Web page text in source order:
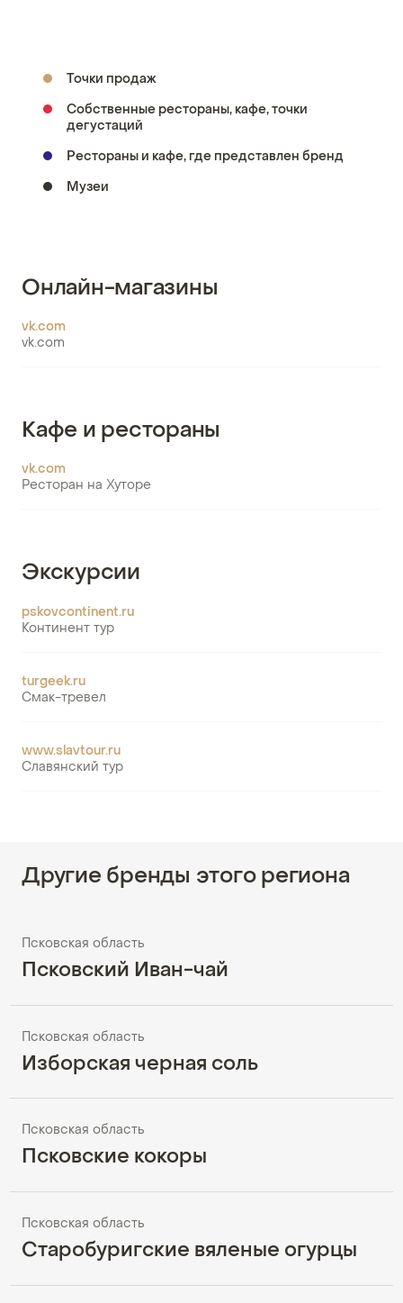
Точки продаж
Собственные рестораны, кафе, точки
дегустаций
Рестораны и кафе, где представлен бренд
Музеи
Онлайн-магазины
vk.com
vk.com
Кафе и рестораны
vk.com
Ресторан на Хуторе
Экскурсии
pskovcontinent.ru
Континент тур
turgeek.ru
Смак-тревел
www.slavtour.ru
Славянский тур
Другие бренды этого региона
Псковская область
Псковский Иван-чай
Псковская область
Изборская черная соль
Псковская область
Псковские кокоры
Псковская область
Старобуригские вяленые огурцы